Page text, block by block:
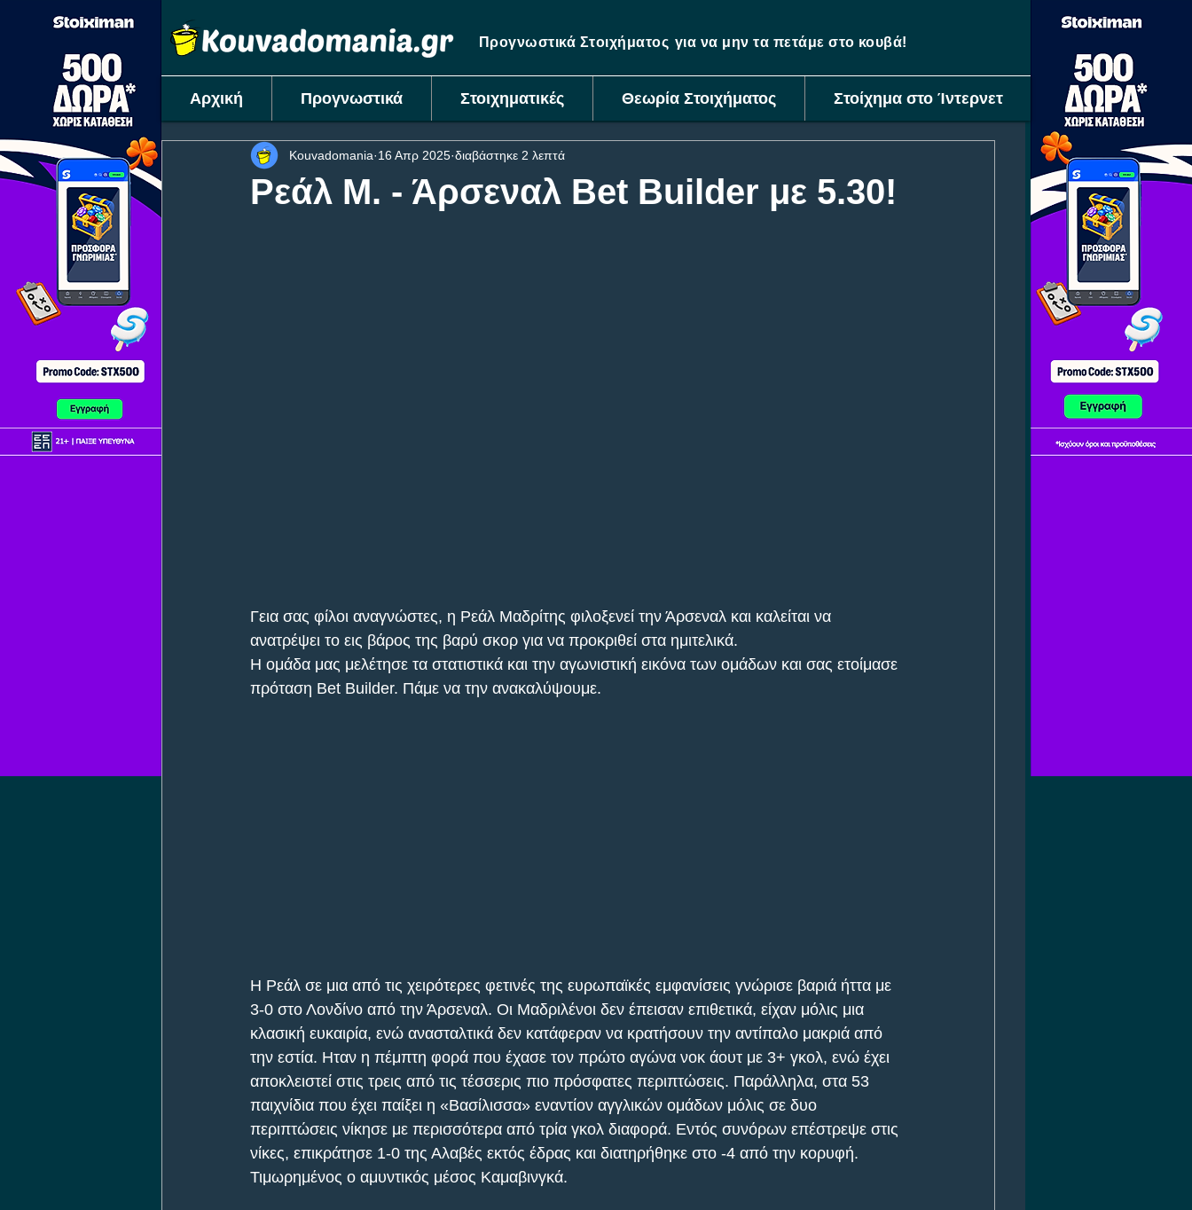
Προγνωστικά Στοιχήματος για να μην τα πετάμε στο κουβά!
Αρχική Προγνωστικά Στοιχηματικές Θεωρία Στοιχήματος Στοίχημα στο Ίντερνετ
Ρεάλ Μ. - Άρσεναλ Bet Builder με 5.30!
Kouvadomania 16 Απρ 2025 διαβάστηκε 2 λεπτά
Γεια σας φίλοι αναγνώστες, η Ρεάλ Μαδρίτης φιλοξενεί την Άρσεναλ και καλείται να
ανατρέψει το εις βάρος της βαρύ σκορ για να προκριθεί στα ημιτελικά.
Η ομάδα μας μελέτησε τα στατιστικά και την αγωνιστική εικόνα των ομάδων και σας ετοίμασε
πρόταση Bet Builder. Πάμε να την ανακαλύψουμε.
Η Ρεάλ σε μια από τις χειρότερες φετινές της ευρωπαϊκές εμφανίσεις γνώρισε βαριά ήττα με
3-0 στο Λονδίνο από την Άρσεναλ. Οι Μαδριλένοι δεν έπεισαν επιθετικά, είχαν μόλις μια
κλασική ευκαιρία, ενώ ανασταλτικά δεν κατάφεραν να κρατήσουν την αντίπαλο μακριά από
την εστία. Ηταν η πέμπτη φορά που έχασε τον πρώτο αγώνα νοκ άουτ με 3+ γκολ, ενώ έχει
αποκλειστεί στις τρεις από τις τέσσερις πιο πρόσφατες περιπτώσεις. Παράλληλα, στα 53
παιχνίδια που έχει παίξει η «Βασίλισσα» εναντίον αγγλικών ομάδων μόλις σε δυο
περιπτώσεις νίκησε με περισσότερα από τρία γκολ διαφορά. Εντός συνόρων επέστρεψε στις
νίκες, επικράτησε 1-0 της Αλαβές εκτός έδρας και διατηρήθηκε στο -4 από την κορυφή.
Τιμωρημένος ο αμυντικός μέσος Καμαβινγκά.